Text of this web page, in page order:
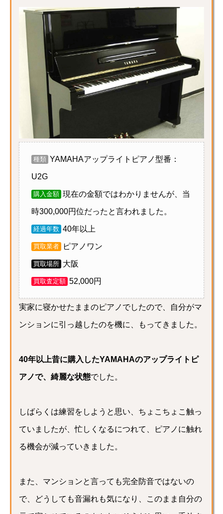
種類 YAMAHAアップライトピアノ型番：
U2G
購入金額 現在の金額ではわかりませんが、当
時300,000円位だったと言われました。
経過年数 40年以上
買取業者 ピアノワン
買取場所 大阪
買取査定額 52,000円
実家に寝かせたままのピアノでしたので、自分がマ
ンションに引っ越したのを機に、もってきました。
40年以上昔に購入したYAMAHAのアップライトピ
アノで、綺麗な状態でした。
しばらくは練習をしようと思い、ちょこちょこ触っ
ていましたが、忙しくなるにつれて、ピアノに触れ
る機会が減っていきました。
また、マンションと言っても完全防音ではないの
で、どうしても音漏れも気になり、このまま自分の